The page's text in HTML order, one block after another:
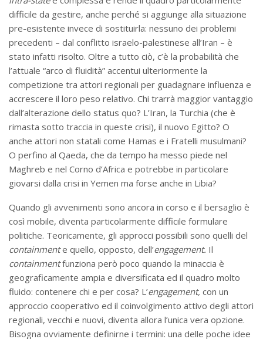
difficile da gestire, anche perché si aggiunge alla situazione
pre-esistente invece di sostituirla: nessuno dei problemi
precedenti – dal conflitto israelo-palestinese all’Iran – è
stato infatti risolto. Oltre a tutto ciò, c’è la probabilità che
l’attuale “arco di fluidità” accentui ulteriormente la
competizione tra attori regionali per guadagnare influenza e
accrescere il loro peso relativo. Chi trarrà maggior vantaggio
dall’alterazione dello status quo? L’Iran, la Turchia (che è
rimasta sotto traccia in queste crisi), il nuovo Egitto? O
anche attori non statali come Hamas e i Fratelli musulmani?
O perfino al Qaeda, che da tempo ha messo piede nel
Maghreb e nel Corno d’Africa e potrebbe in particolare
giovarsi dalla crisi in Yemen ma forse anche in Libia?
Quando gli avvenimenti sono ancora in corso e il bersaglio è
così mobile, diventa particolarmente difficile formulare
politiche. Teoricamente, gli approcci possibili sono quelli del
containmente quello, opposto, dell’engagement. Il
containmentfunziona però poco quando la minaccia è
geograficamente ampia e diversificata ed il quadro molto
fluido: contenere chi e per cosa? L’engagement, con un
approccio cooperativo ed il coinvolgimento attivo degli attori
regionali, vecchi e nuovi, diventa allora l’unica vera opzione.
Bisogna ovviamente definirne i termini: una delle poche idee